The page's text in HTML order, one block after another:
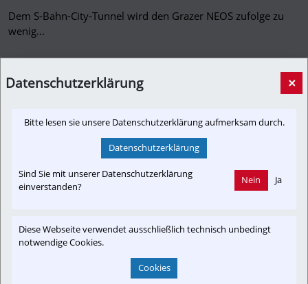
Dem S-Bahn-City-Tunnel wird den Grazer NEOS zufolge zu
wenig...
5min.at
5min.at zu gelangen.
Interessensgruppen
Branchenbeitrag
Datenschutzerklärung ×
Bitte lesen sie unsere Datenschutzerklärung aufmerksam durch.
Datenschutzerklärung
Sind Sie mit unserer Datenschutzerklärung
einverstanden?
Nein Ja
Diese Webseite verwendet ausschließlich technisch unbedingt
notwendige Cookies.
Cookies